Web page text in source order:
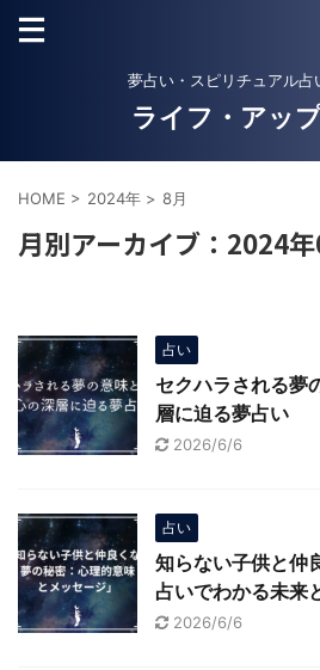
夢占い・スピリチュアル占
ライフ・アッ
HOME > 2024年 > 8月
月別アーカイブ：2024
占い
セクハラされる夢
層に迫る夢占い
2026/6/6
占い
知らない子供と仲
占いでわかる未来
2026/6/6